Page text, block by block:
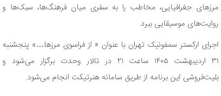
مرزهای جغرافیایی، مخاطب را به سفری میان فرهنگ‌ها، سبک‌ها و
روایت‌های موسیقایی ببرد.
اجرای ارکستر سمفونیک تهران با عنوان « از فراسوی مرزها…» پنجشنبه
۳۱ اردیبهشت ۱۴۰۵ ساعت ۲۱ در تالار وحدت برگزار می‌شود و
بلیت‌فروشی این برنامه از طریق سامانه هنرتیکت⁠ انجام می‌شود.